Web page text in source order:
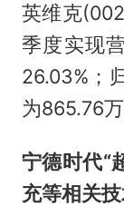
英维克
季度实现
26.03%；
为865.76
宁德时代“
充等相关